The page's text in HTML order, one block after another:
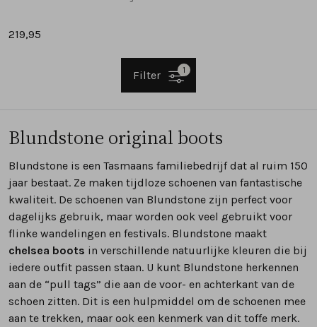
219,95
1
Filter
Blundstone original boots
Blundstone is een Tasmaans familiebedrijf dat al ruim 150
jaar bestaat. Ze maken tijdloze schoenen van fantastische
kwaliteit. De schoenen van Blundstone zijn perfect voor
dagelijks gebruik, maar worden ook veel gebruikt voor
flinke wandelingen en festivals. Blundstone maakt
chelsea boots in verschillende natuurlijke kleuren die bij
iedere outfit passen staan. U kunt Blundstone herkennen
aan de “pull tags” die aan de voor- en achterkant van de
schoen zitten. Dit is een hulpmiddel om de schoenen mee
aan te trekken, maar ook een kenmerk van dit toffe merk.